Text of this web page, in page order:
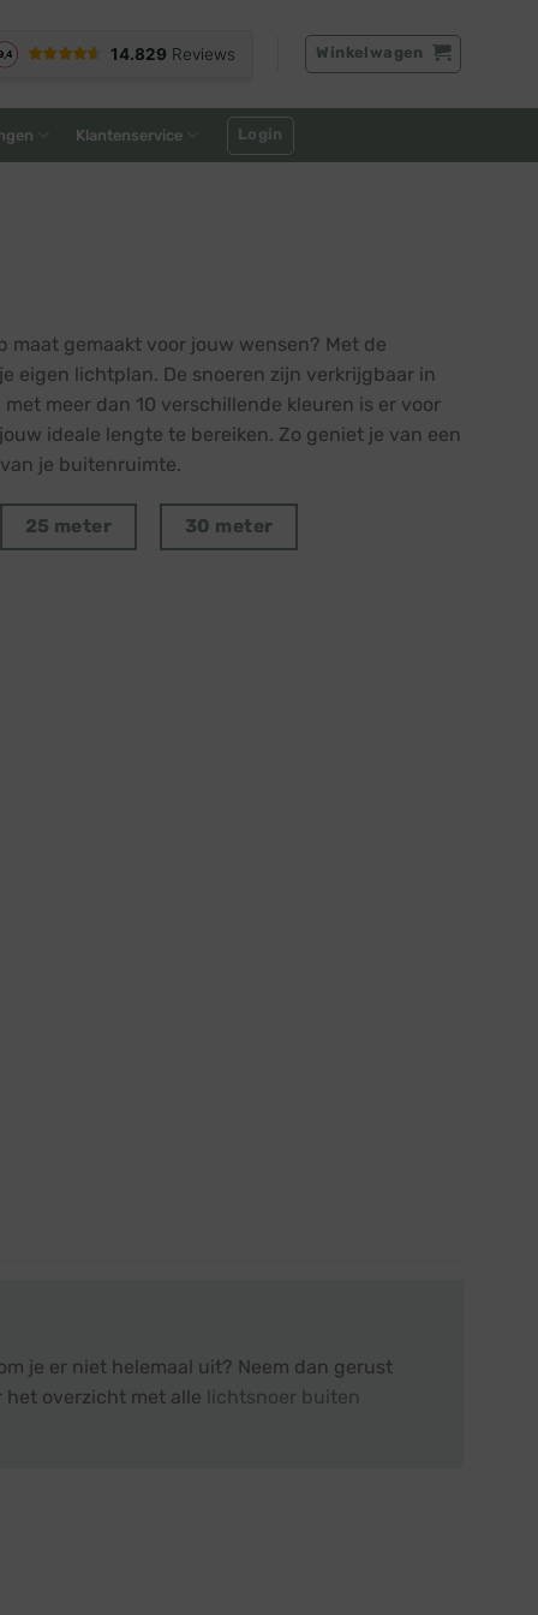
Winkelwagen
Klantenservice Login
gemaakt voor jouw wensen? Met de
eigen lichtplan. De snoeren zijn verkrijgbaar in
meer dan 10 verschillende kleuren is er voor
ideale lengte te bereiken. Zo geniet je van een
je buitenruimte.
25 meter 30 meter
je er niet helemaal uit? Neem dan gerust
het overzicht met alle lichtsnoer buiten